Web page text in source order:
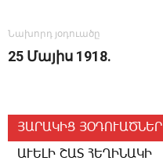
Նախորդ յօդուածը
25 ­Մա­յիս 1918.
ՅԱՐԱԿԻՑ ՅՕԴՈՒԱԾՆԵՐ
ԱՒԵԼԻ ՇԱՏ ՀԵՂԻՆԱԿԻ